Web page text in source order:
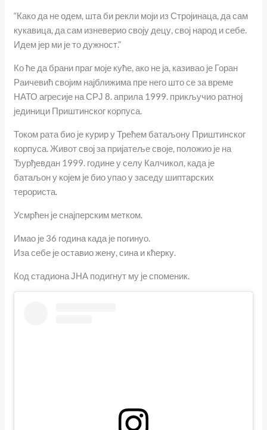
“Како да не одем, шта би рекли моји из Стројинаца, да сам
кукавица, да сам изневерио своју децу, свој народ и себе.
Идем јер ми је то дужност.”
Ко ће да брани праг моје куће, ако не ја, казивао је Горан
Раичевић својим најближима пре него што се за време
НАТО агресије на СРЈ 8. априла 1999. прикључио ратној
јединици Приштинског корпуса.
Током рата био је курир у Трећем батаљону Приштинског
корпуса. Живот свој за пријатеље своје, положио је на
Ђурђевдан 1999. године у селу Калчикол, када је
батаљон у којем је био упао у заседу шиптарских
терориста.
Усмрћен је снајперским метком.
Имао је 36 година када је погинуо.
Иза себе је оставио жену, сина и кћерку.
Код стадиона ЈНА подигнут му је споменик.